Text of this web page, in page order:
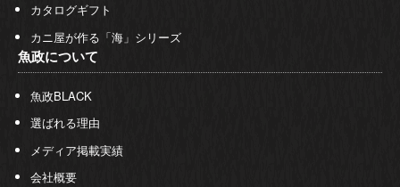
カタログギフト
カニ屋が作る「海」シリーズ
魚政について
魚政BLACK
選ばれる理由
メディア掲載実績
会社概要